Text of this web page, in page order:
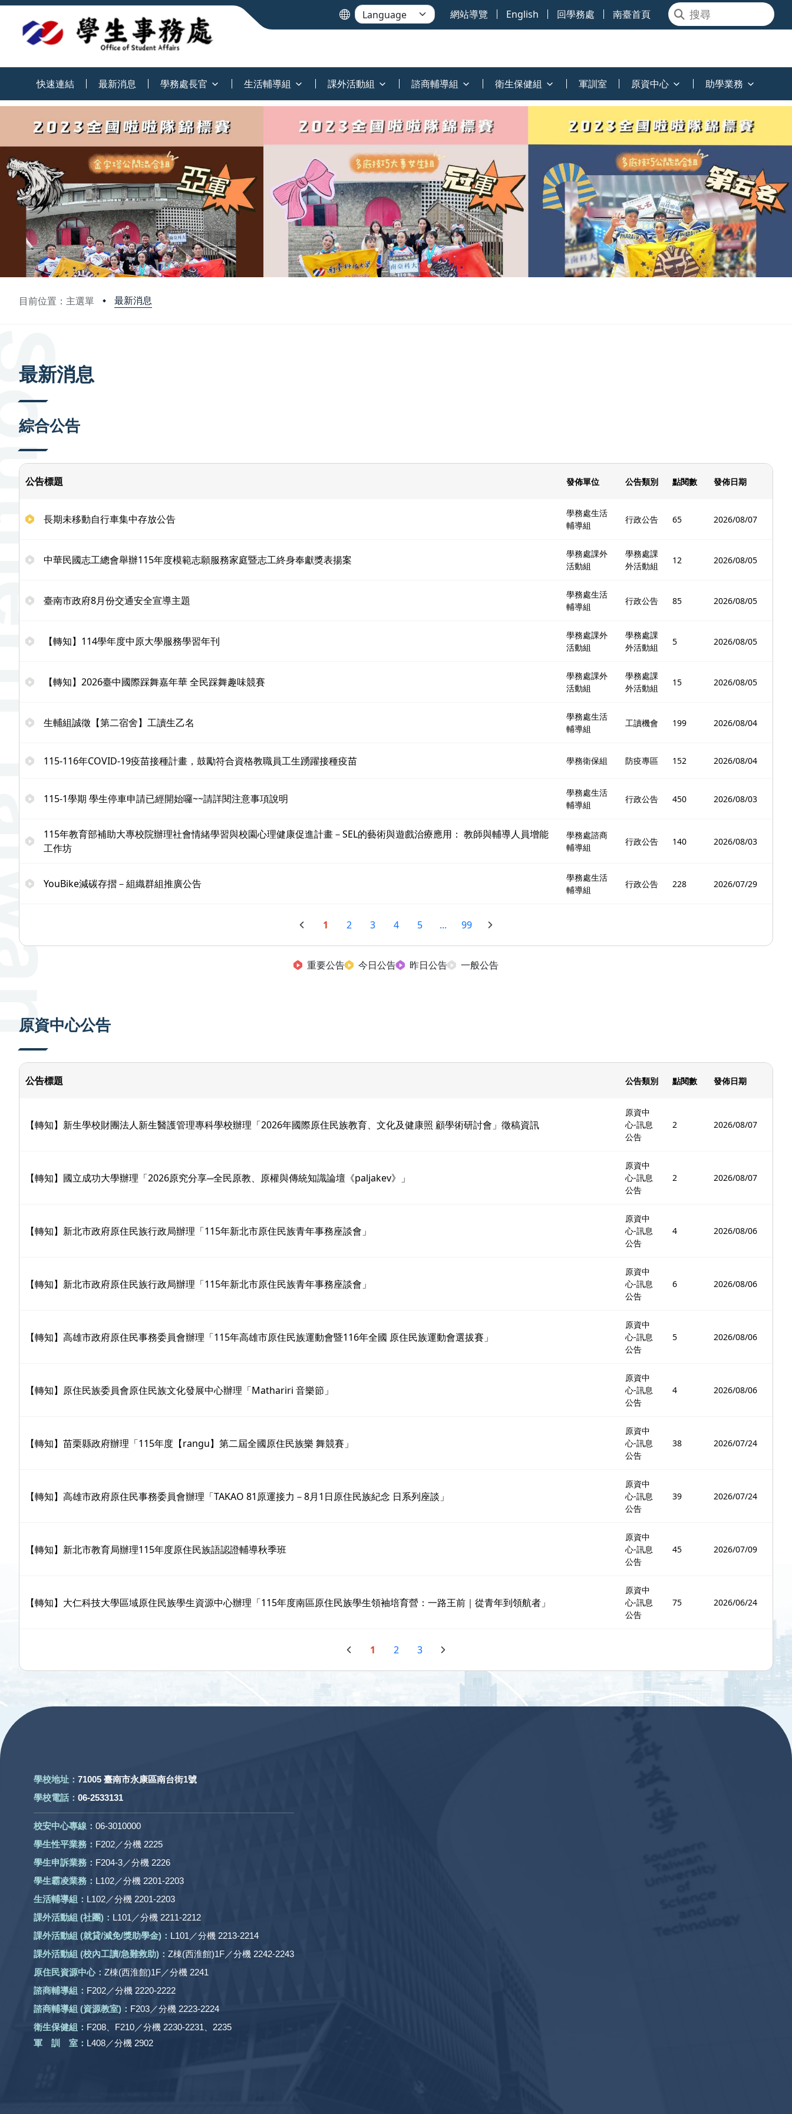
網站導覽 English 回學務處 南臺首頁
快速連結 最新消息 學務處長官 生活輔導組 課外活動組 諮商輔導組 衛生保健組 軍訓室 原資中心 助學業務
目前位置：主選單 最新消息
最新消息
綜合公告
公告標題 發佈單位 公告類別 點閱數 發佈日期
長期未移動自行車集中存放公告
學務處生活
輔導組
行政公告 65 2026/08/07
中華民國志工總會舉辦115年度模範志願服務家庭暨志工終身奉獻獎表揚案
學務處課外
活動組
學務處課
外活動組
12 2026/08/05
臺南市政府8月份交通安全宣導主題
學務處生活
輔導組
行政公告 85 2026/08/05
【轉知】114學年度中原大學服務學習年刊
學務處課外
活動組
學務處課
外活動組
5 2026/08/05
【轉知】2026臺中國際踩舞嘉年華 全民踩舞趣味競賽
學務處課外
活動組
學務處課
外活動組
15 2026/08/05
生輔組誠徵【第二宿舍】工讀生乙名
學務處生活
輔導組
工讀機會 199 2026/08/04
115-116年COVID-19疫苗接種計畫，鼓勵符合資格教職員工生踴躍接種疫苗 學務衛保組 防疫專區 152 2026/08/04
115-1學期 學生停車申請已經開始囉~~請詳閱注意事項說明
學務處生活
輔導組
行政公告 450 2026/08/03
115年教育部補助大專校院辦理社會情緒學習與校園心理健康促進計畫－SEL的藝術與遊戲治療應用： 教師與輔導人員增能
工作坊
學務處諮商
輔導組
行政公告 140 2026/08/03
YouBike減碳存摺－組織群組推廣公告
學務處生活
輔導組
行政公告 228 2026/07/29
1 2 3 4 5 ... 99
重要公告 今日公告 昨日公告 一般公告
原資中心公告
公告標題 公告類別 點閱數 發佈日期
【轉知】新生學校財團法人新生醫護管理專科學校辦理「2026年國際原住民族教育、文化及健康照 顧學術研討會」徵稿資訊
原資中
心-訊息
公告
2 2026/08/07
【轉知】國立成功大學辦理「2026原究分享─全民原教、原權與傳統知識論壇《paljakev》」
原資中
心-訊息
公告
2 2026/08/07
【轉知】新北市政府原住民族行政局辦理「115年新北市原住民族青年事務座談會」
原資中
心-訊息
公告
4 2026/08/06
【轉知】新北市政府原住民族行政局辦理「115年新北市原住民族青年事務座談會」
原資中
心-訊息
公告
6 2026/08/06
【轉知】高雄市政府原住民事務委員會辦理「115年高雄市原住民族運動會暨116年全國 原住民族運動會選拔賽」
原資中
心-訊息
公告
5 2026/08/06
【轉知】原住民族委員會原住民族文化發展中心辦理「Mathariri 音樂節」
原資中
心-訊息
公告
4 2026/08/06
【轉知】苗栗縣政府辦理「115年度【rangu】第二屆全國原住民族樂 舞競賽」
原資中
心-訊息
公告
38 2026/07/24
【轉知】高雄市政府原住民事務委員會辦理「TAKAO 81原運接力－8月1日原住民族紀念 日系列座談」
原資中
心-訊息
公告
39 2026/07/24
【轉知】新北市教育局辦理115年度原住民族語認證輔導秋季班
原資中
心-訊息
公告
45 2026/07/09
【轉知】大仁科技大學區域原住民族學生資源中心辦理「115年度南區原住民族學生領袖培育營：一路王前｜從青年到領航者」
原資中
心-訊息
公告
75 2026/06/24
1 2 3
:::
學校地址： 71005 臺南市永康區南台街1號
學校電話： 06-2533131
校安中心專線： 06-3010000
學生性平業務： F202／分機 2225
學生申訴業務： F204-3／分機 2226
學生霸凌業務： L102／分機 2201-2203
生活輔導組： L102／分機 2201-2203
課外活動組 (社團) ： L101／分機 2211-2212
課外活動組 (就貸/減免/獎助學金)： L101／分機 2213-2214
課外活動組 (校內工讀/急難救助) ： Z棟(西淮館)1F／分機 2242-2243
原住民資源中心： Z棟(西淮館)1F／分機 2241
諮商輔導組： F202／分機 2220-2222
諮商輔導組 (資源教室)： F203／分機 2223-2224
衛生保健組： F208、F210／分機 2230-2231、2235
軍 訓 室： L408／分機 2902